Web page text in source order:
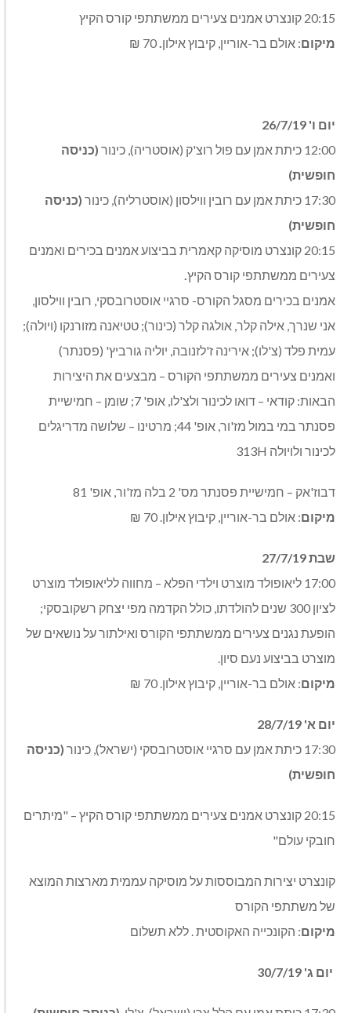
20:15 קונצרט אמנים צעירים ממשתתפי קורס הקיץ
מיקום: אולם בר-אוריין, קיבוץ אילון.
70 ₪
יום ו' 26/7/19
12:00 כיתת אמן עם פול רוצ'ק (אוסטריה), כינור
(כניסה
חופשית)
17:30 כיתת אמן עם רובין ווילסון (אוסטרליה), כינור
(כניסה
חופשית)
20:15 קונצרט מוסיקה קאמרית בביצוע אמנים בכירים ואמנים
צעירים ממשתתפי קורס הקיץ.
אמנים בכירים מסגל הקורס- סרגיי אוסטרובסקי, רובין ווילסון,
אני שנרך, אילה קלר, אולגה קלר (כינור); טטיאנה מזורנקו (ויולה);
עמית פלד (צ'לו); אירינה ז'לזנובה, יוליה גורביץ' (פסנתר)
ואמנים צעירים ממשתתפי הקורס – מבצעים את היצירות
הבאות: קודאי – דואו לכינור ולצ'לו, אופ' 7; שומן – חמישיית
פסנתר במי במול מז'ור, אופ' 44; מרטינו – שלושה מדריגלים
לכינור ולויולה 313H
דבוז'אק – חמישיית פסנתר מס' 2 בלה מז'ור, אופ' 81
מיקום: אולם בר-אוריין, קיבוץ אילון. 70 ₪
שבת 27/7/19
17:00 ליאופולד מוצרט וילדי הפלא – מחווה לליאופולד מוצרט
לציון 300 שנים להולדתו, כולל הקדמה מפי יצחק רשקובסקי;
הופעת נגנים צעירים ממשתתפי הקורס ואילתור על נושאים של
מוצרט בביצוע נעם סיון.
מיקום: אולם בר-אוריין, קיבוץ אילון. 70 ₪
יום א' 28/7/19
17:30 כיתת אמן עם סרגיי אוסטרובסקי (ישראל), כינור
(כניסה
חופשית)
20:15 קונצרט אמנים צעירים ממשתתפי קורס הקיץ – "מיתרים
חובקי עולם"
קונצרט יצירות המבוססות על מוסיקה עממית מארצות המוצא
של משתתפי הקורס
מיקום: הקונכייה האקוסטית . ללא תשלום
יום ג' 30/7/19